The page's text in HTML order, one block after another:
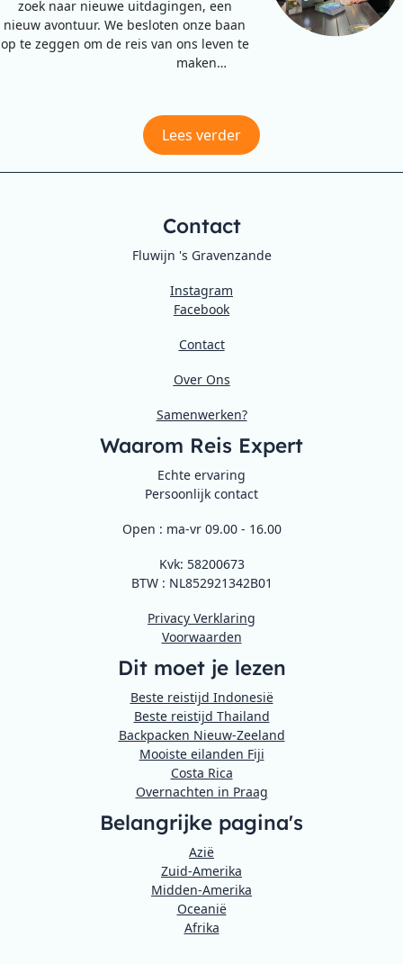
zoek naar nieuwe uitdagingen, een
nieuw avontuur. We besloten onze baan
op te zeggen om de reis van ons leven te
maken…
Lees verder
Contact
Fluwijn 's Gravenzande
Instagram
Facebook
Contact
Over Ons
Samenwerken?
Waarom Reis Expert
Echte ervaring
Persoonlijk contact
Open : ma-vr 09.00 - 16.00
Kvk: 58200673
BTW : NL852921342B01
Privacy Verklaring
Voorwaarden
Dit moet je lezen
Beste reistijd Indonesië
Beste reistijd Thailand
Backpacken Nieuw-Zeeland
Mooiste eilanden Fiji
Costa Rica
Overnachten in Praag
Belangrijke pagina's
Azië
Zuid-Amerika
Midden-Amerika
Oceanië
Afrika